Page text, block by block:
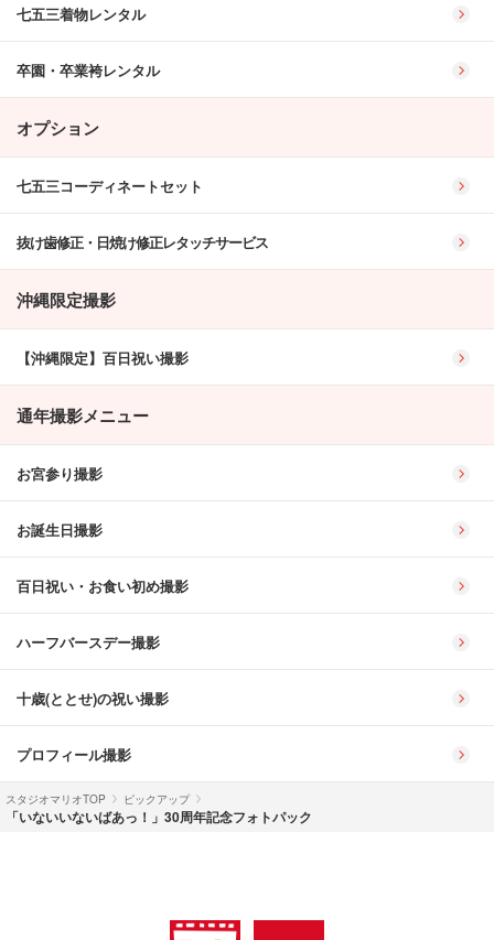
七五三着物レンタル
卒園・卒業袴レンタル
オプション
七五三コーディネートセット
抜け歯修正・日焼け修正レタッチサービス
沖縄限定撮影
【沖縄限定】百日祝い撮影
通年撮影メニュー
お宮参り撮影
お誕生日撮影
百日祝い・お食い初め撮影
ハーフバースデー撮影
十歳(ととせ)の祝い撮影
プロフィール撮影
スタジオマリオTOP ピックアップ
「いないいないばあっ！」30周年記念フォトパック